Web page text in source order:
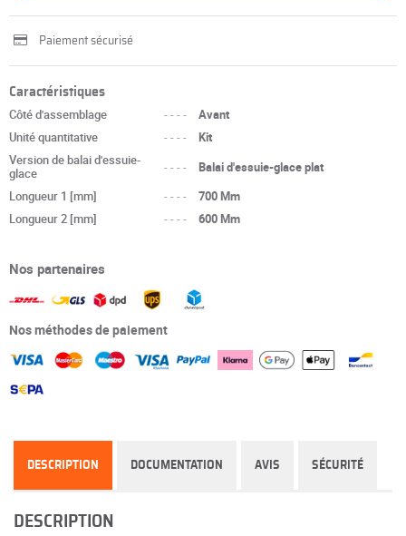
Paiement sécurisé
Caractéristiques
Côté d'assemblage ----
Avant
Unité quantitative
----
Kit
Version de balai d'essuie-
glace
----
Balai d'essuie-glace plat
Longueur 1 [mm]
----
700 Mm
Longueur 2 [mm]
---- 600 Mm
Nos partenaires
Nos méthodes de paiement
DESCRIPTION DOCUMENTATION AVIS SÉCURITÉ
DESCRIPTION